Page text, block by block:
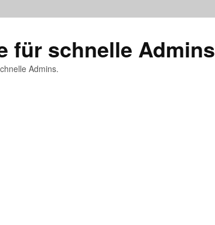
für schnelle Admins
Admins.